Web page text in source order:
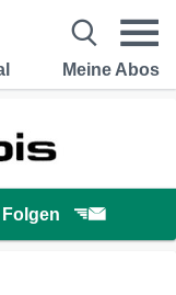
Meine Abos
Folgen